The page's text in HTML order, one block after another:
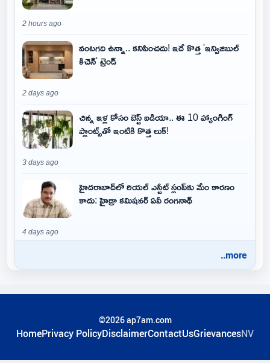
2 hours ago
వంటగది ఉన్నా.. కనిపించదు! ఇదే కొత్త 'ఇన్విజిబుల్
కిచెన్' ట్రెండ్
2 days ago
చిన్న ఇళ్ల కోసం బెస్ట్ ఐడియా.. ఈ 10 హ్యాంగింగ్
ప్లాంట్స్‌తో ఇంటికి కొత్త లుక్!
3 days ago
హైదరాబాద్‌లో రియల్ ఎస్టేట్ స్లంప్‌కు మేం కారణం
కాదు: హైడ్రా కమిషనర్ ఏవీ రంగనాథ్
4 days ago
..more
©2026 ap7am.com
HomePrivacy PolicyDisclaimerContactUsGrievancesNV